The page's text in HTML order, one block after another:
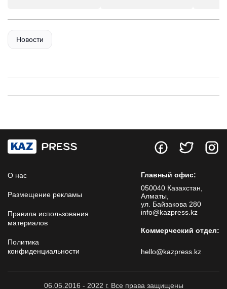
Новости
О нас
Размещение рекламы
Правила использования
материалов
Политика
конфиденциальности
Главный офис:
050040 Казахстан,
Алматы,
ул. Байзакова 280
info@kazpress.kz
Коммерческий отдел:
hello@kazpress.kz
06.05.2016 - 2022 г. Все права защищены